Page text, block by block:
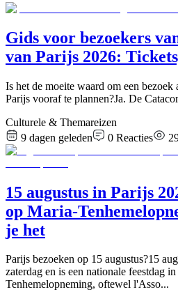
Gids voor bezoekers
van Parijs 2026:
Is het de moeite waard om een bezoek
Parijs vooraf te plannen?Ja. De
Culturele & Themareizen
9 dagen geleden
0 Reacties
15 augustus in Parijs
op Maria-
je het
Parijs bezoeken op 15 augustus?15
zaterdag en is een nationale feestdag
Tenhemelopneming, oftewel l'Asso...